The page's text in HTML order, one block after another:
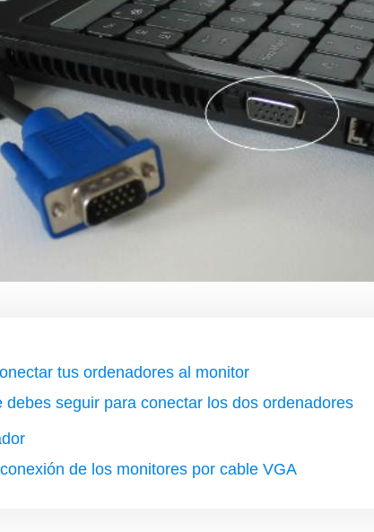
tus ordenadores al monitor
debes seguir para conectar los dos ordenadores
de los monitores por cable VGA